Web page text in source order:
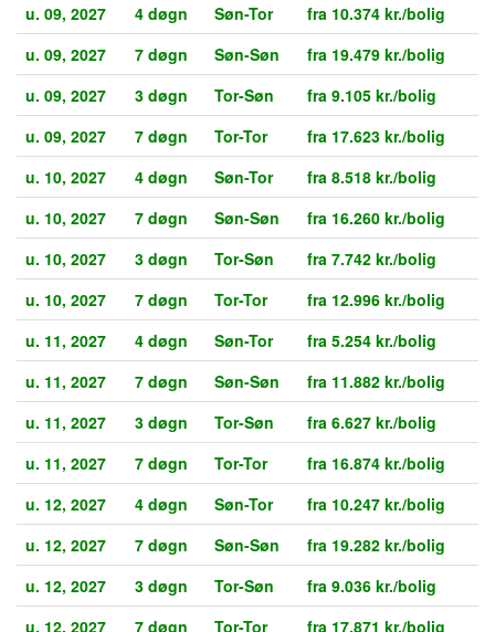
u. 09, 2027
4 døgn Søn-Tor
fra 10.374 kr./bolig
u. 09, 2027
7 døgn Søn-Søn
fra 19.479 kr./bolig
u. 09, 2027
3 døgn Tor-Søn
fra 9.105 kr./bolig
u. 09, 2027
7 døgn Tor-Tor
fra 17.623 kr./bolig
u. 10, 2027
4 døgn Søn-Tor
fra 8.518 kr./bolig
u. 10, 2027
7 døgn Søn-Søn
fra 16.260 kr./bolig
u. 10, 2027
3 døgn Tor-Søn
fra 7.742 kr./bolig
u. 10, 2027
7 døgn Tor-Tor
fra 12.996 kr./bolig
u. 11, 2027
4 døgn Søn-Tor
fra 5.254 kr./bolig
u. 11, 2027
7 døgn Søn-Søn
fra 11.882 kr./bolig
u. 11, 2027
3 døgn Tor-Søn
fra 6.627 kr./bolig
u. 11, 2027
7 døgn Tor-Tor
fra 16.874 kr./bolig
u. 12, 2027
4 døgn Søn-Tor
fra 10.247 kr./bolig
u. 12, 2027
7 døgn Søn-Søn
fra 19.282 kr./bolig
u. 12, 2027
3 døgn Tor-Søn
fra 9.036 kr./bolig
u. 12, 2027
7 døgn Tor-Tor
fra 17.871 kr./bolig